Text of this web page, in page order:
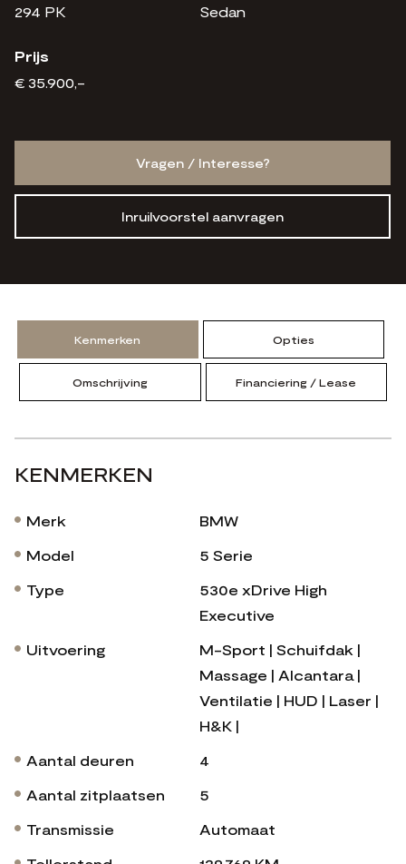
294 PK
Sedan
Prijs
€ 35.900,-
Vragen / Interesse?
Inruilvoorstel aanvragen
Kenmerken Opties
Omschrijving Financiering / Lease
KENMERKEN
Merk
BMW
Model
5 Serie
Type
530e xDrive High
Executive
Uitvoering
M-Sport | Schuifdak |
Massage | Alcantara |
Ventilatie | HUD | Laser |
H&K |
Aantal deuren
4
Aantal zitplaatsen
5
Transmissie
Automaat